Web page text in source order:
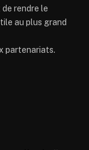
rendre le
au plus grand
partenariats.